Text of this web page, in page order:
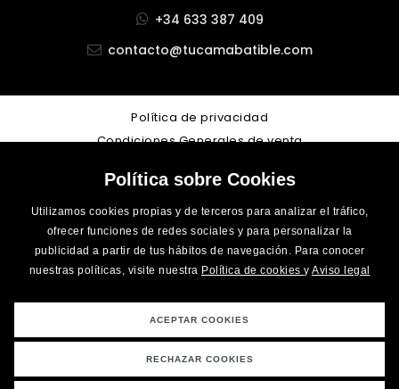
Política sobre Cookies
Utilizamos cookies propias y de terceros para analizar el tráfico,
ofrecer funciones de redes sociales y para personalizar la
publicidad a partir de tus hábitos de navegación. Para conocer
nuestras políticas, visite nuestra Política de cookies y Aviso legal
ACEPTAR COOKIES
RECHAZAR COOKIES
+34 633 387 409
contacto@tucamabatible.com
Política de privacidad
Condiciones Generales de venta
Cookies
Accesibilidad
LoboCom
Financiado por el Programa Kit Digital. Plan de Recuperación,